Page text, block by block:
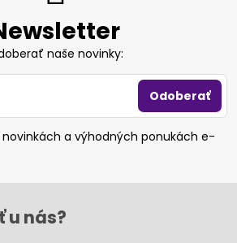
naše novinky:
Odoberať
a výhodných ponukách e-
u nás?